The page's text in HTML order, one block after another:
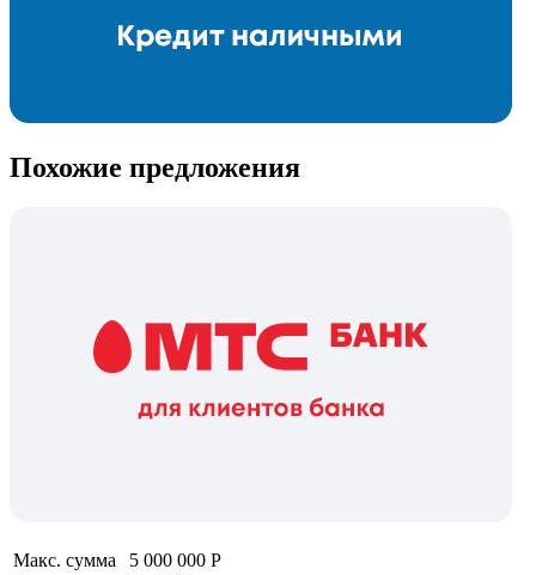
Похожие предложения
Макс. сумма
5 000 000 Р